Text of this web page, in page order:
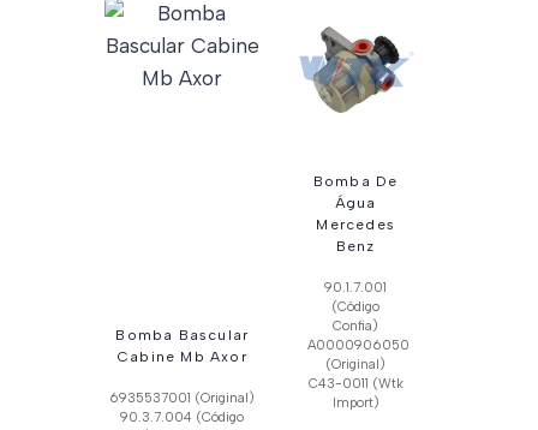
Bomba Bascular
Cabine Mb Axor
6935537001 (Original)
90.3.7.004 (Código
Bomba De
Água
Mercedes
Benz
90.1.7.001
(Código
Confia)
A0000906050
(Original)
C43-0011 (Wtk
Import)